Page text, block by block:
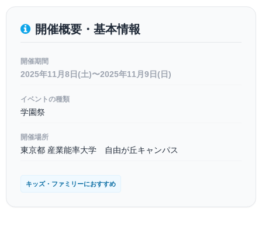
開催概要・基本情報
開催期間
2025年11月8日(土)〜2025年11月9日(日)
イベントの種類
学園祭
開催場所
東京都 産業能率大学 自由が丘キャンパス
キッズ・ファミリーにおすすめ